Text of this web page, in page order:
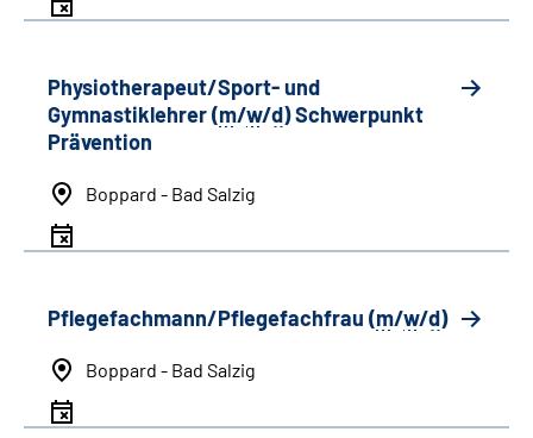
Physiotherapeut/Sport- und
Gymnastiklehrer (m/w/d) Schwerpunkt
Prävention
Boppard - Bad Salzig
Pflegefachmann/Pflegefachfrau (m/w/d)
Boppard - Bad Salzig